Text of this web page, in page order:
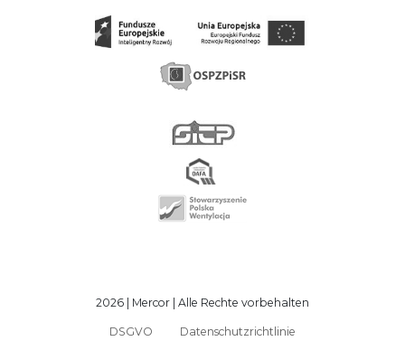
2026 | Mercor | Alle Rechte vorbehalten
DSGVO Datenschutzrichtlinie